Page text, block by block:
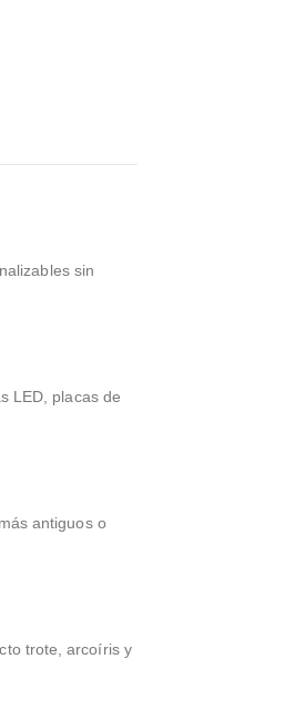
sin
LED, placas de
antiguos o
trote, arcoíris y